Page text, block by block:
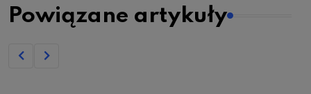
Powiązane artykuły